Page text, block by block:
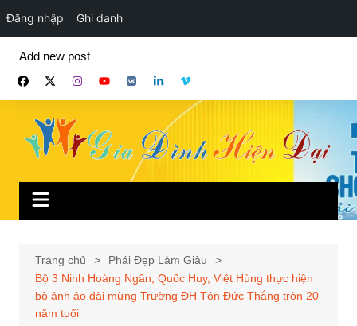
Đăng nhập Ghi danh
phần
Add new post
Trang chủ
Phái Đẹp Làm Giàu
Bộ 3 Ninh Hoàng Ngân, Quốc Huy, Việt Hùng thực hiện
bộ ảnh áo dài mừng Trường ĐH Tôn Đức Thắng tròn 20
năm tuổi